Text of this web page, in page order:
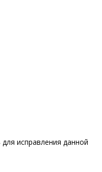
исправления данной